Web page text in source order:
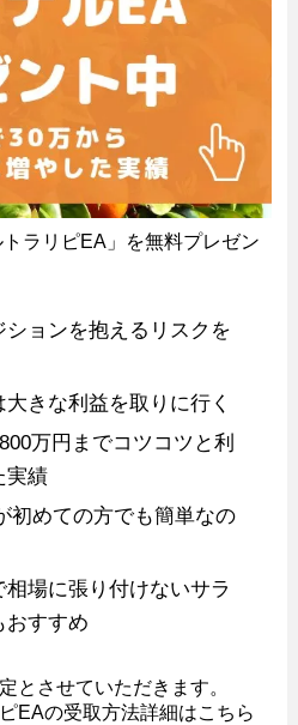
ラリピEA」を無料プレゼン
ションを抱えるリスクを
きな利益を取りに行く
万円までコツコツと利
実績
初めての方でも簡単なの
場に張り付けないサラ
おすすめ
とさせていただきます。
EAの受取方法詳細はこちら